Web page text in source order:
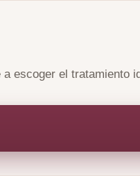
escoger el tratamiento